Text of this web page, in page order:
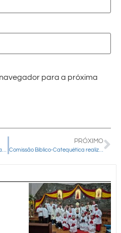
para a próxima
PRÓXIMO
Comissão Bíblico-Catequética realiza encontro de formação para catequistas em Guarapuava